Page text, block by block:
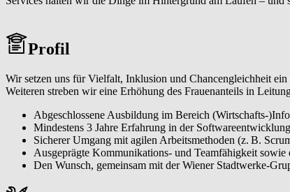
Profil
Wir setzen uns für Vielfalt, Inklusion und Chancengleichheit
Weiteren streben wir eine Erhöhung des Frauenanteils in
Abgeschlossene Ausbildung im Bereich (Wirtschafts-
Mindestens 3 Jahre Erfahrung in der
Sicherer Umgang mit agilen Arbeitsmethoden (z. B.
Ausgeprägte Kommunikations- und Teamfähigkeit
Den Wunsch, gemeinsam mit der Wiener Stadtwerke-